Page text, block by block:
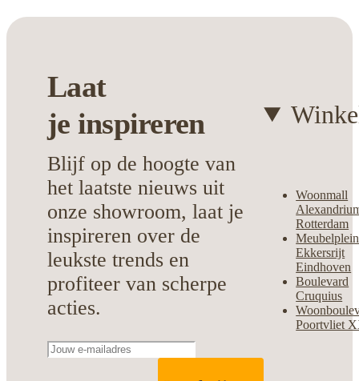
Ideaal voor een gezellige en warme
sfeer
Laat
je inspireren
Blijf op de hoogte van
het laatste nieuws uit
onze showroom, laat je
inspireren over de
leukste trends en
profiteer van scherpe
acties.
Woonmall
Rotterdam
Meubelplein
Ekkersrijt
Eindhoven
Boulevard
Cruquius
Poortvliet